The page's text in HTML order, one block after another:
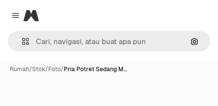
Close menu
Magnific
Rumah/Stok/Foto/Pria Potret Sedang M…